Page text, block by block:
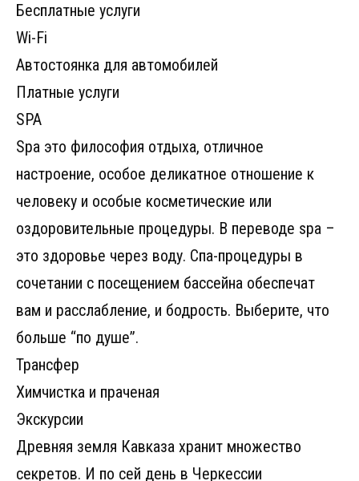
Бесплатные услуги
Wi-Fi
Автостоянка для автомобилей
Платные услуги
SPA
Spa это философия отдыха, отличное
настроение, особое деликатное отношение к
человеку и особые косметические или
оздоровительные процедуры. В переводе spa –
это здоровье через воду. Спа-процедуры в
сочетании с посещением бассейна обеспечат
вам и расслабление, и бодрость. Выберите, что
больше “по душе”.
Трансфер
Химчистка и праченая
Экскурсии
Древняя земля Кавказа хранит множество
секретов. И по сей день в Черкессии